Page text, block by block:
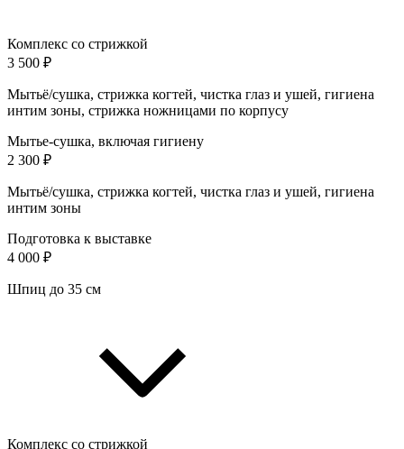
Комплекс со стрижкой
3 500 ₽
Мытьё/сушка, стрижка когтей, чистка глаз и ушей, гигиена
интим зоны, стрижка ножницами по корпусу
Мытье-сушка, включая гигиену
2 300 ₽
Мытьё/сушка, стрижка когтей, чистка глаз и ушей, гигиена
интим зоны
Подготовка к выставке
4 000 ₽
Шпиц до 35 см
Комплекс со стрижкой